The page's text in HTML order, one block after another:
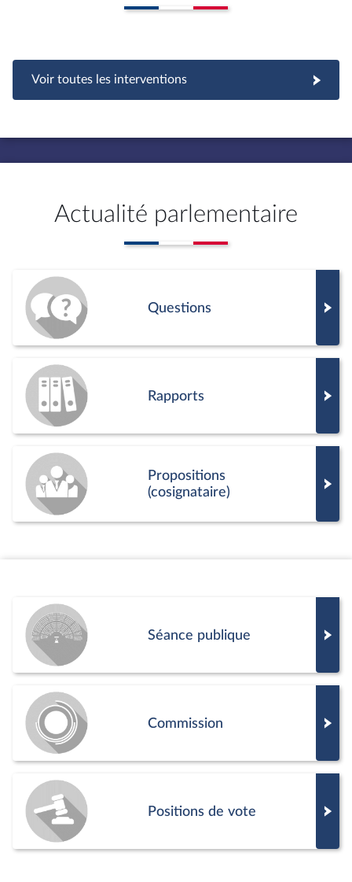
Voir toutes les interventions
Actualité parlementaire
Questions
Rapports
Propositions
(cosignataire)
Séance publique
Commission
Positions de vote